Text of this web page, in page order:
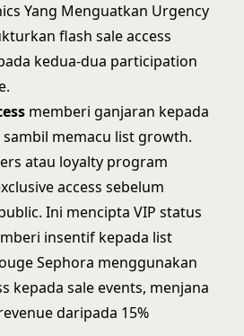
Yang Menguatkan Urgency
flash sale access
kedua-dua participation
memberi ganjaran kepada
memacu list growth.
atau loyalty program
access sebelum
Ini mencipta VIP status
insentif kepada list
Sephora menggunakan
kepada sale events, menjana
daripada 15%